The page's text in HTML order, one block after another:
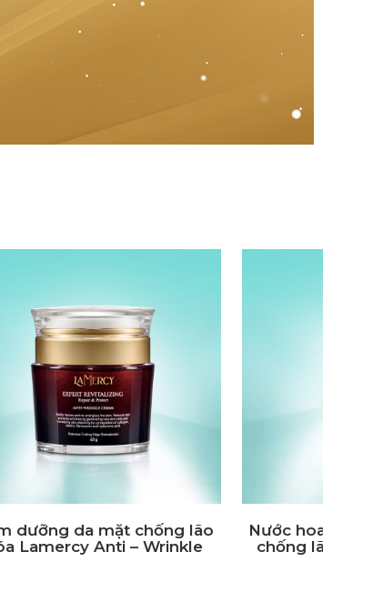
Kem chống nắng cho da mặt
Lamercy UV Expert Sun Screen